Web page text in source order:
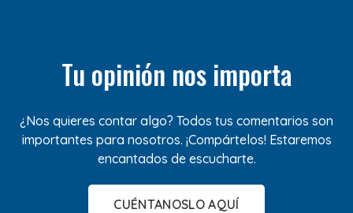
Tu opinión nos importa
¿Nos quieres contar algo? Todos tus comentarios son
importantes para nosotros. ¡Compártelos! Estaremos
encantados de escucharte.
CUÉNTANOSLO AQUÍ